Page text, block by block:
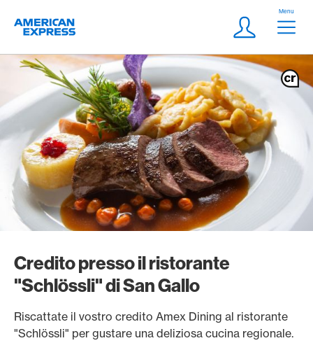
Logo
Meta
Login
Menu
Credito presso il ristorante
"Schlössli" di San Gallo
Riscattate il vostro credito Amex Dining al ristorante
"Schlössli" per gustare una deliziosa cucina regionale.